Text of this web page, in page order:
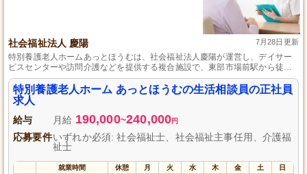
社会福祉法人 慶陽 7月28日更新
特別養護老人ホームあっとほうむは、社会福祉法人慶陽が運営し、デイサー
ビスセンターや訪問介護などを提供する複合施設で、東部市場前駅から徒歩4
分と通勤に便利な位置にあります。
特別養護老人ホーム あっとほうむの生活相談員の正社員
求人
給与 月給 190,000~240,000円
応募要件いずれか必須: 社会福祉士、社会福祉主事任用、介護福
祉士
就業時間 休憩 月 火 水 木 金 土 日